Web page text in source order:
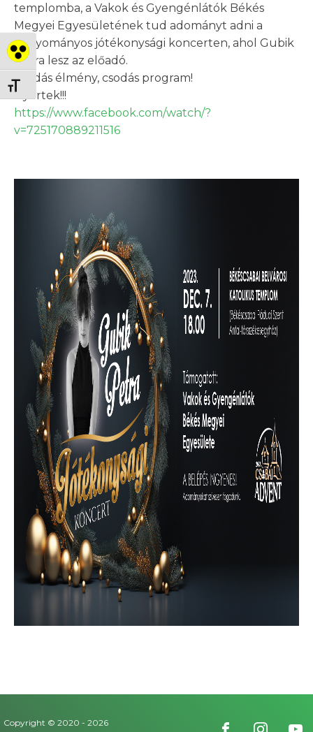
Nagy kontraszt váltása
Betűméret váltása
templomba, a Vakok és Gyengénlátók Békés
Megyei Egyesületének tud adományt adni a
hagyományos jótékonysági koncerten, ahol Gubik
Petra lesz az előadó.
Csodás élmény, csodás program!
Gyertek!!!
https://www.facebook.com/watch/?
v=725170889211516
Copyright © 2020 - 2026